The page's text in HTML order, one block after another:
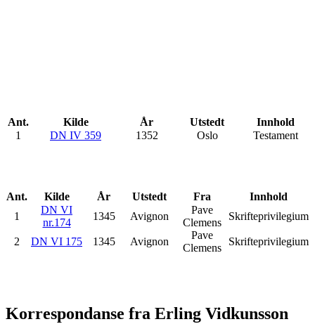
Ant. Kilde År Utstedt
Innhold
1
DN IV 359 1352 Oslo Testament
Ant. Kilde År Utstedt Fra
Innhold
1
DN VI
nr.174
1345 Avignon
Pave
Clemens
Skrifteprivilegium
2 DN VI 175 1345 Avignon
Pave
Clemens
Skrifteprivilegium
Korrespondanse fra Erling Vidkunsson